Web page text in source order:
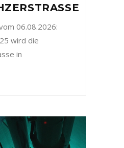
06.08.2026:
wird die
in